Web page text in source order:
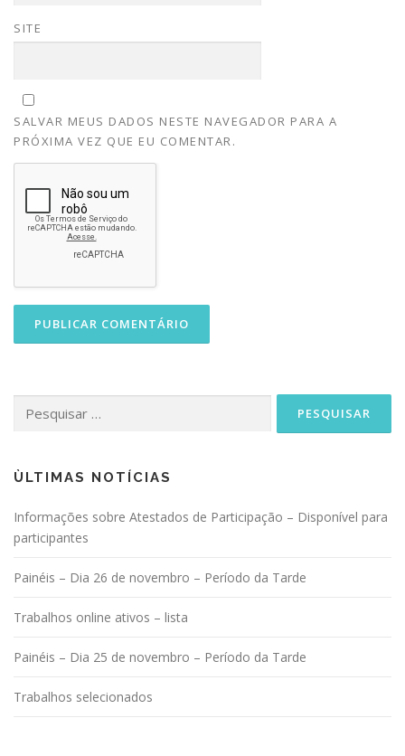
SITE
SALVAR MEUS DADOS NESTE NAVEGADOR PARA A
PRÓXIMA VEZ QUE EU COMENTAR.
por:
ÙLTIMAS NOTÍCIAS
Informações sobre Atestados de Participação – Disponível para
participantes
Painéis – Dia 26 de novembro – Período da Tarde
Trabalhos online ativos – lista
Painéis – Dia 25 de novembro – Período da Tarde
Trabalhos selecionados